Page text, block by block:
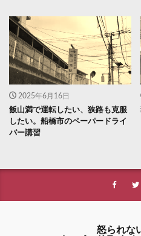
2025年6月16日
飯山満で運転したい、狭路も克服
したい。船橋市のペーパードライ
バー講習
怒られな